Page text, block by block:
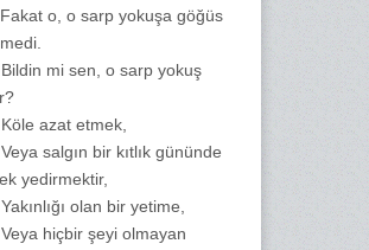
o, o sarp yokuşa göğüs
mi sen, o sarp yokuş
azat etmek,
salgın bir kıtlık gününde
yedirmektir,
olan bir yetime,
hiçbir şeyi olmayan